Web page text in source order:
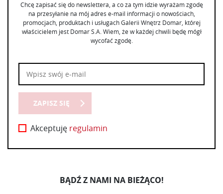
Chcę zapisać się do newslettera, a co za tym idzie wyrażam zgodę
na przesyłanie na mój adres e-mail informacji o nowościach,
promocjach, produktach i usługach Galerii Wnętrz Domar, której
właścicielem jest Domar S.A. Wiem, że w każdej chwili będę mógł
wycofać zgodę.
ZAPISZ SIĘ
Akceptuję regulamin
BĄDŹ Z NAMI NA BIEŻĄCO!